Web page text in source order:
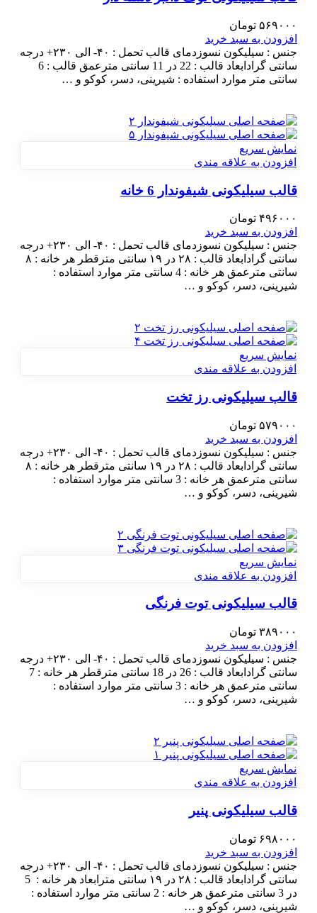
۵۶۹۰۰۰ تومان
افزودن به سبد خرید
جنس : سیلیکون نسوزدمای قالب تحمل : ۴۰- الی ۲۳۰+ درجه
سانتی گرادابعاد قالب : 22 در 11 سانتی مترعمق قالب : 6
سانتی متر موارد استفاده : شیرینی، دسر، کوکو و …
نمایش سریع
افزودن به علاقه مندی
قالب سیلیکونی شیفوندار 6 خانه
۴۹۶۰۰۰ تومان
افزودن به سبد خرید
جنس : سیلیکون نسوزدمای قالب تحمل : ۴۰- الی ۲۳۰+ درجه
سانتی گرادابعاد قالب : ۲۸ در ۱۹ سانتی مترقطر هر خانه : ۸
سانتی مترعمق هر خانه : 4 سانتی متر موارد استفاده :
شیرینی، دسر، کوکو و …
نمایش سریع
افزودن به علاقه مندی
قالب سیلیکونی رز تخت
۵۷۹۰۰۰ تومان
افزودن به سبد خرید
جنس : سیلیکون نسوزدمای قالب تحمل : ۴۰- الی ۲۳۰+ درجه
سانتی گرادابعاد قالب : ۲۸ در ۱۹ سانتی مترقطر هر خانه : ۸
سانتی مترعمق هر خانه : 3 سانتی متر موارد استفاده :
شیرینی، دسر، کوکو و …
نمایش سریع
افزودن به علاقه مندی
قالب سیلیکونی توت فرنگی
۳۸۹۰۰۰ تومان
افزودن به سبد خرید
جنس : سیلیکون نسوزدمای قالب تحمل : ۴۰- الی ۲۳۰+ درجه
سانتی گرادابعاد قالب : 26 در 18 سانتی مترقطر هر خانه : 7
سانتی مترعمق هر خانه : 3 سانتی متر موارد استفاده :
شیرینی، دسر، کوکو و …
نمایش سریع
افزودن به علاقه مندی
قالب سیلیکونی پنیر
۶۹۸۰۰۰ تومان
افزودن به سبد خرید
جنس : سیلیکون نسوزدمای قالب تحمل : ۴۰- الی ۲۳۰+ درجه
سانتی گرادابعاد قالب : ۲۸ در ۱۹ سانتی مترابعاد هر خانه : 5
در 3 سانتی مترعمق هر خانه : 2 سانتی متر موارد استفاده :
شیرینی، دسر، کوکو و …